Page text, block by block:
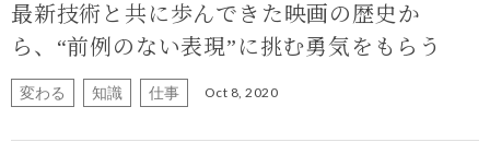
最新技術と共に歩んできた映画の歴史か
ら、“前例のない表現”に挑む勇気をもらう
変わる 知識 仕事 Oct 8, 2020